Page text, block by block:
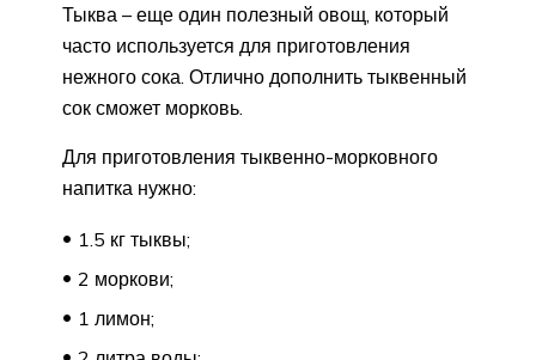
Тыква – еще один полезный овощ, который
часто используется для приготовления
нежного сока. Отлично дополнить тыквенный
сок сможет морковь.
Для приготовления тыквенно-морковного
напитка нужно:
1.5 кг тыквы;
2 моркови;
1 лимон;